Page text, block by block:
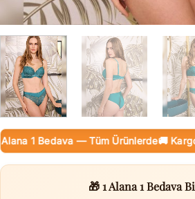
1 Bedava — Tüm Ürünlerde🚚 Kargo
🎁 1 Alana 1 Bedava